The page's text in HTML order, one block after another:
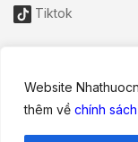
Website
thêm về chính
Tiktok
Thông tin trên